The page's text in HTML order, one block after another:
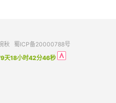
秋
蜀ICP备20000788号
天18小时42分46秒